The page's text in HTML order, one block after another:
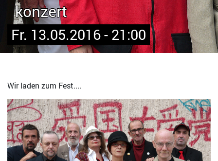
konzert
Fr. 13.05.2016 - 21:00
Wir laden zum Fest....